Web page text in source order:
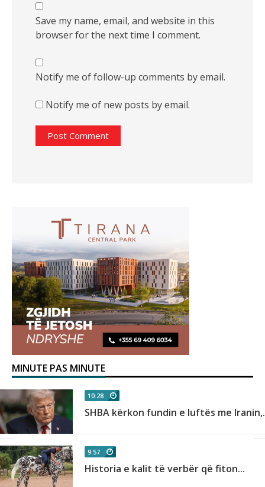
Save my name, email, and website in this
browser for the next time I comment.
Notify me of follow-up comments by email.
Notify me of new posts by email.
MINUTE PAS MINUTE
10:28
SHBA kërkon fundin e luftës me
9:57
Historia e kalit të verbër që fiton...